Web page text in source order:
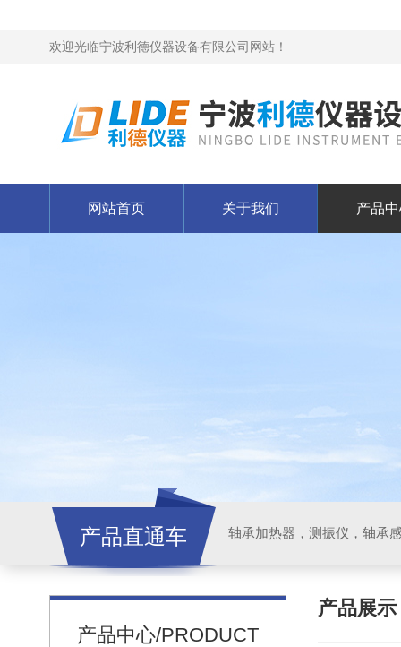
欢迎光临宁波利德仪器设备有限公司网站！
网站首页 关于我们 产品
产品直通车 轴承加热器，测振仪，轴承
产品中心/PRODUCT
产品展示